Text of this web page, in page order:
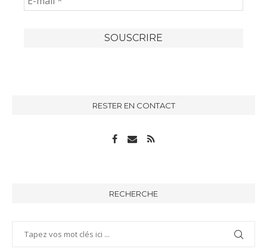
RESTER EN CONTACT
RECHERCHE